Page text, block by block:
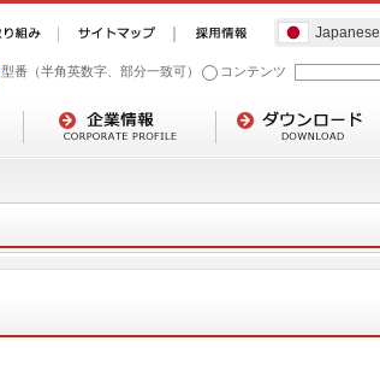
Japanese
型番（半角英数字、部分一致可） コンテンツ